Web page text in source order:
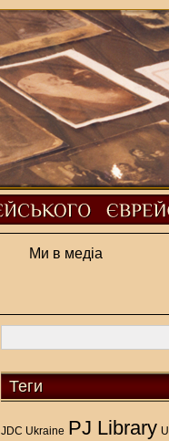
Ми в медіа
Теги
JDC Ukraine PJ Library